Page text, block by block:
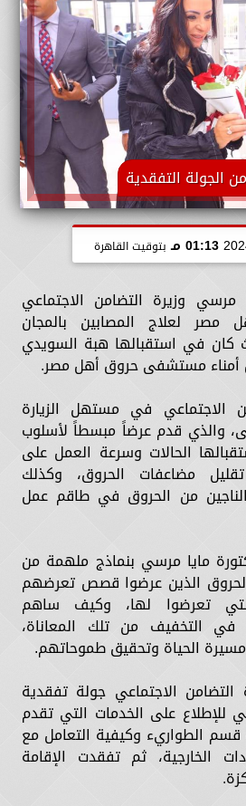
الجولة التفقدية
01:13 مـ بتوقيت القاهرة
مرسي وزيرة التضامن الاجتماعي
لعلاج المصابين بالمجان
كان في استقبالها هبة السويدي
مستشفى حروق أهل مصر.
الاجتماعي في مستهل الزيارة
والذي قدم عرضاً مبسطاً لأسلوب
الحالات وسرعة العمل على
مضاعفات الحروق، وكذلك
والناجين من الحروق في طاقم عمل
مايا مرسي بنماذج ملهمة من
الحروق الذين عرضوا قصص تعرضهم
تعرضوا لها، وكيف ساهم
التخفيف من تلك المعاناة،
الحياة وتحقيق طموحاتهم.
الاجتماعي جولة تفقدية
للإطلاع على الخدمات التي تقدم
الطواريء وكيفية التعامل مع
الخارجية، ثم تفقدت الإقامة